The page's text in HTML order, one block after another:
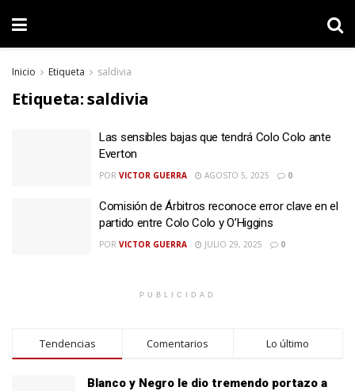
Inicio Etiqueta saldivia
Etiqueta:saldivia
Las sensibles bajas que tendrá Colo Colo ante
Everton
POR VICTOR GUERRA AGOSTO 5, 2025 0
Comisión de Árbitros reconoce error clave en el
partido entre Colo Colo y O’Higgins
POR VICTOR GUERRA JULIO 29, 2025 0
PUBLICIDAD
Tendencias Comentarios Lo último
Blanco y Negro le dio tremendo portazo a